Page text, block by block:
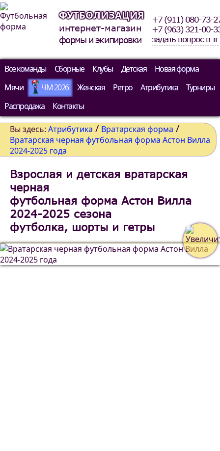
ФУТБОЛИЗАЦИЯ
интернет-магазин
формы и экипировки
+7 (911) 080-73-
+7 (963) 321-00-
задать вопрос в тг
Все команды Сборные Клубы Детская
Новая форма
Мячи
ЧМ 2026 Женская Ретро Атрибутика
Турниры
Распродажа
Контакты
Вы здесь: Атрибутика / Вратарская форма /
Вратарская черная футбольная форма Астон Вилла
2024-2025 года
Взрослая и детская вратарская
черная
футбольная форма Астон Вилла
2024-2025 сезона
футболка, шорты и гетры